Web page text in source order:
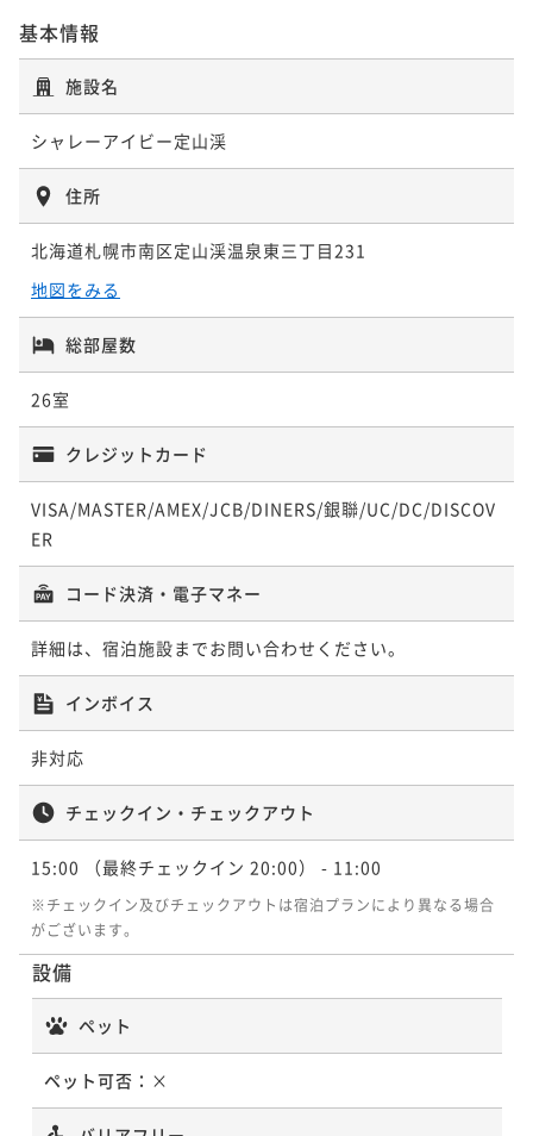
基本情報
施設名
シャレーアイビー定山渓
住所
北海道札幌市南区定山渓温泉東三丁目231
地図をみる
総部屋数
26室
クレジットカード
VISA/MASTER/AMEX/JCB/DINERS/銀聯/UC/DC/DISCOV
ER
コード決済・電子マネー
詳細は、宿泊施設までお問い合わせください。
インボイス
非対応
チェックイン・チェックアウト
15:00 （最終チェックイン 20:00） - 11:00
※チェックイン及びチェックアウトは宿泊プランにより異なる場合
がございます。
設備
ペット
ペット可否： ×